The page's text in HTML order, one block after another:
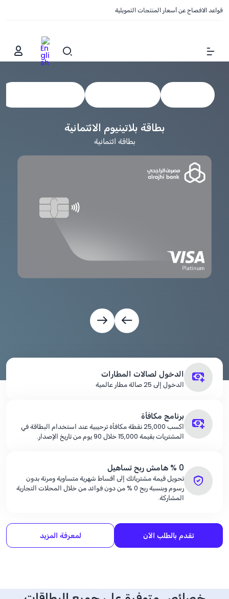
قواعد الافصاح عن أسعار المنتجات التمويلية
Show Menu
بطاقة بلاتينيوم الائتمانية
بطاقة ائتمانية
الدخول لصالات المطارات
الدخول إلى 25 صالة مطار عالمية
برنامج مكافأة
اكسب 25,000 نقطة مكافأة ترحيبية عند استخدام البطاقة في
المشتريات بقيمة 15,000 خلال 90 يوم من تاريخ الإصدار.
% 0 هامش ربح تساهيل
تحويل قيمة مشترياتك إلى أقساط شهرية متساوية ومرنة بدون
رسوم وبنسبة ربح % 0 من دون فوائد من خلال المحلات التجارية
المشاركة.
تقدم بالطلب الآن لمعرفة المزيد